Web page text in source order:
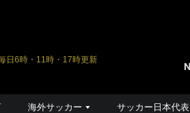
日6時・11時・17時更新
海外サッカー サッカー日本代表